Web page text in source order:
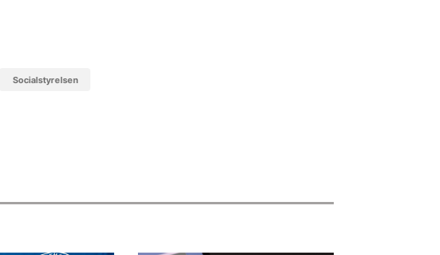
Socialstyrelsen